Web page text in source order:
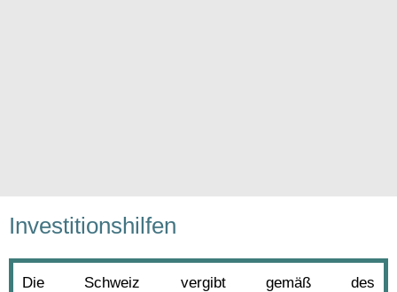
Investitionshilfen
Die Schweiz vergibt gemäß des